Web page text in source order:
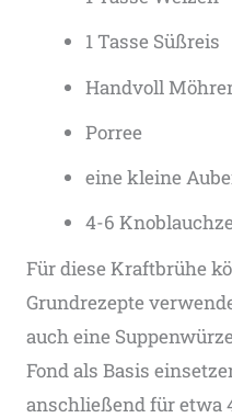
1 Tasse Süßreis
Handvoll
Porree
eine kleine
4-6
Für diese Kraftbrühe
Grundrezepte
auch eine
Fond als Basis
anschließend für etwa